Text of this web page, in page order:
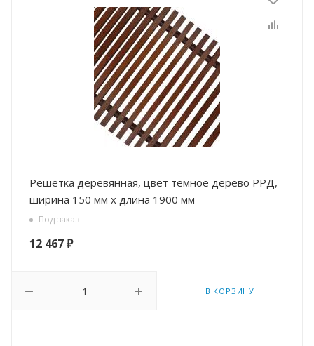
Решетка деревянная, цвет тёмное дерево РРД,
ширина 150 мм х длина 1900 мм
Под заказ
12 467₽
В КОРЗИНУ